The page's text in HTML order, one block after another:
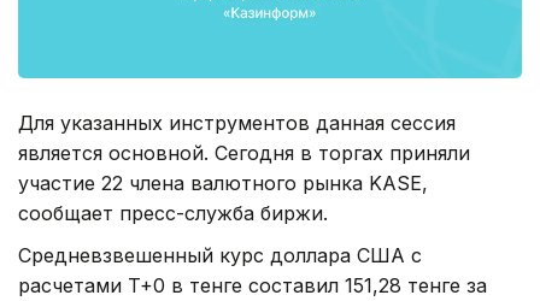
Для указанных инструментов данная сессия
является основной. Сегодня в торгах приняли
участие 22 члена валютного рынка KASE,
сообщает пресс-служба биржи.
Средневзвешенный курс доллара США с
расчетами T+0 в тенге составил 151,28 тенге за